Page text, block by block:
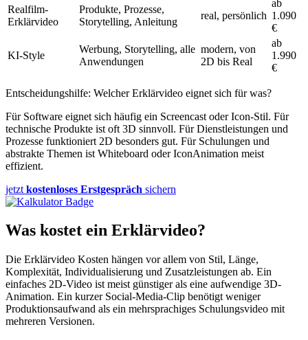
Realfilm-
Erklärvideo
Produkte, Prozesse,
Storytelling, Anleitung
real, persönlich
ab
1.090
€
KI-Style
Werbung, Storytelling, alle
Anwendungen
modern, von
2D bis Real
ab
1.990
€
Entscheidungshilfe: Welcher Erklärvideo eignet sich für was?
Für Software eignet sich häufig ein Screencast oder Icon-Stil. Für
technische Produkte ist oft 3D sinnvoll. Für Dienstleistungen und
Prozesse funktioniert 2D besonders gut. Für Schulungen und
abstrakte Themen ist Whiteboard oder IconAnimation meist
effizient.
jetzt kostenloses Erstgespräch sichern
Was kostet ein Erklärvideo?
Die Erklärvideo Kosten hängen vor allem von Stil, Länge,
Komplexität, Individualisierung und Zusatzleistungen ab. Ein
einfaches 2D-Video ist meist günstiger als eine aufwendige 3D-
Animation. Ein kurzer Social-Media-Clip benötigt weniger
Produktionsaufwand als ein mehrsprachiges Schulungsvideo mit
mehreren Versionen.